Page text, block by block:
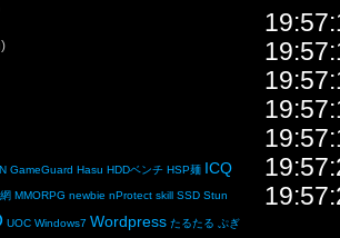
GameGuard Hasu HDDベンチ HSP麺 ICQ
MMORPG newbie nProtect skill SSD Stun
UOC Windows7 Wordpress たるたる ぷぎ